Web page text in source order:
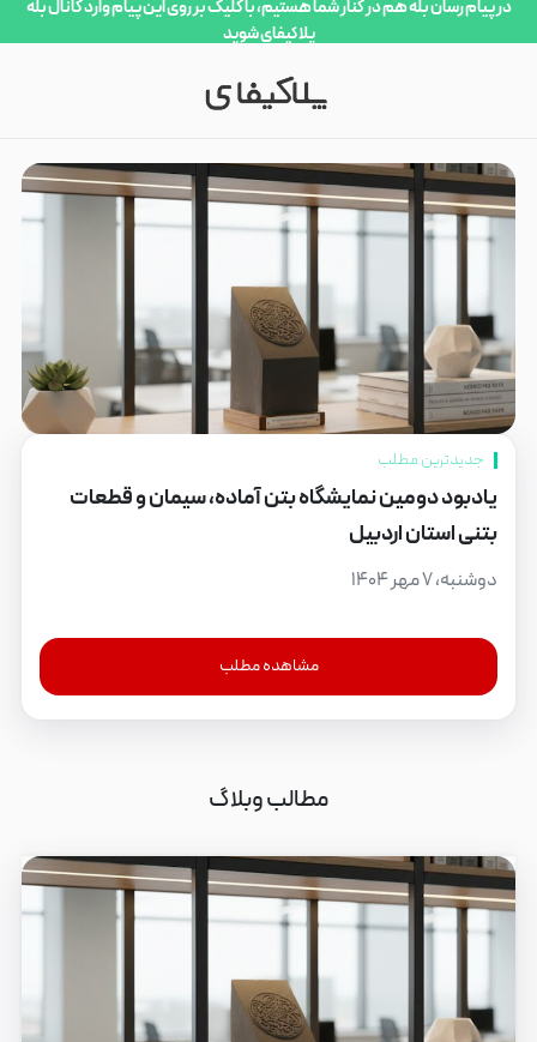
در پیام رسان بله هم در کنار شما هستیم، با کلیک بر روی این پیام وارد کانال بله
پلاکیفای شوید
جدیدترین مطلب
یادبود دومین نمایشگاه بتن آماده، سیمان و قطعات
بتنی استان اردبیل
دوشنبه، ۷ مهر ۱۴۰۴
مشاهده مطلب
مطالب وبلاگ